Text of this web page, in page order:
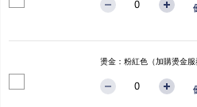
燙金：粉紅色（加購燙金服